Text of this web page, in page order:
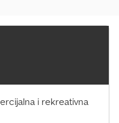
i rekreativna